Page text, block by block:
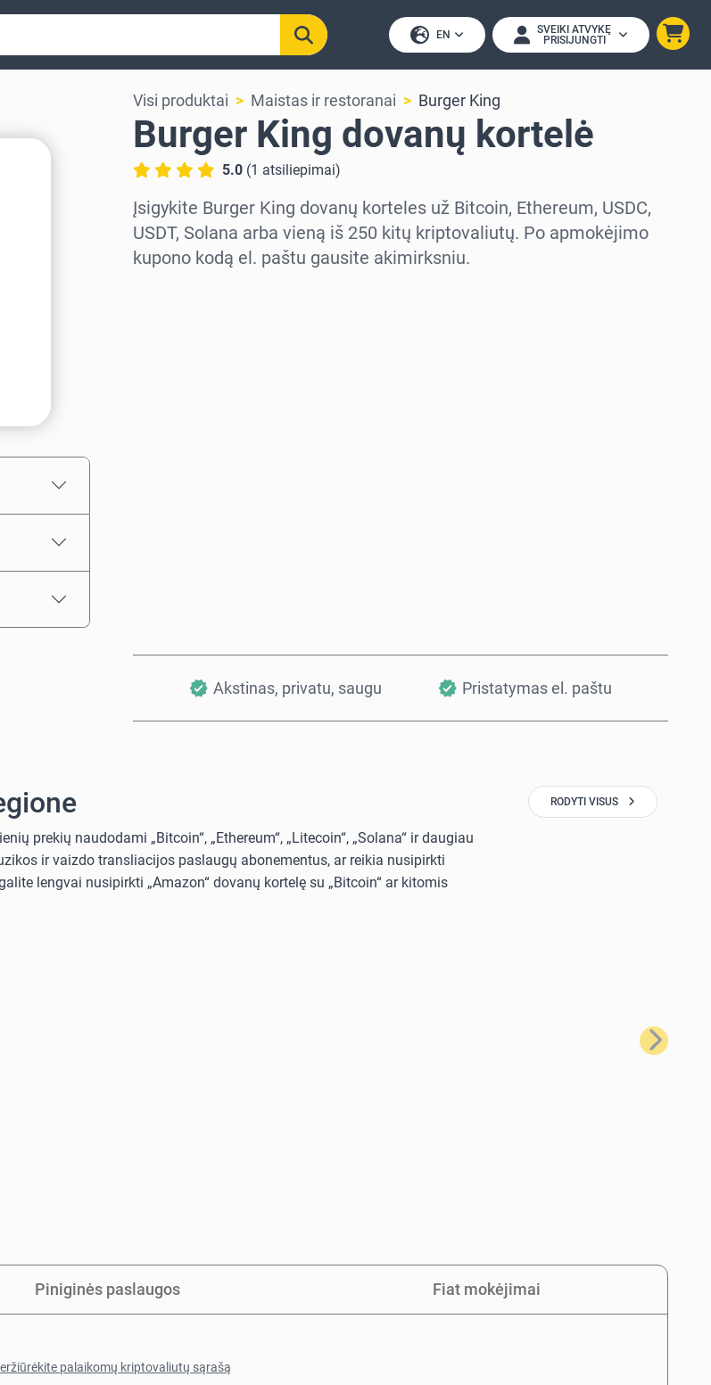
EN
SVEIKI ATVYKĘ
PRISIJUNGTI
Visi produktai Maistas ir restoranai Burger King
Burger King dovanų kortelė
5.0 (1 atsiliepimai)
Įsigykite Burger King dovanų korteles už Bitcoin, Ethereum, USDC,
USDT, Solana arba vieną iš 250 kitų kriptovaliutų. Po apmokėjimo
kupono kodą el. paštu gausite akimirksniu.
Akstinas, privatu, saugu Pristatymas el. paštu
prekių naudodami „Bitcoin“, „Ethereum“, „Litecoin“, „Solana“ ir daugiau
ir vaizdo transliacijos paslaugų abonementus, ar reikia nusipirkti
lengvai nusipirkti „Amazon“ dovanų kortelę su „Bitcoin“ ar kitomis
RODYTI VISUS
Kitas
Piniginės paslaugos Fiat mokėjimai
palaikomų kriptovaliutų sąrašą